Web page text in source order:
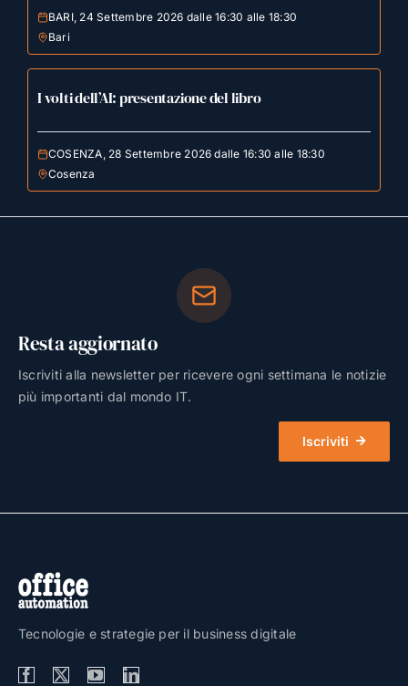
BARI, 24 Settembre 2026 dalle 16:30 alle 18:30
Bari
I volti dell’AI: presentazione del libro
COSENZA, 28 Settembre 2026 dalle 16:30 alle 18:30
Cosenza
Resta aggiornato
Iscriviti alla newsletter per ricevere ogni settimana le notizie
più importanti dal mondo IT.
Iscriviti
Tecnologie e strategie per il business digitale